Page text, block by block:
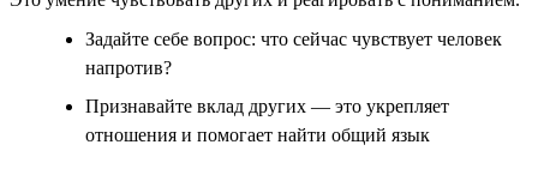
Задайте себе вопрос: что сейчас чувствует человек
напротив?
Признавайте вклад других — это укрепляет
отношения и помогает найти общий язык